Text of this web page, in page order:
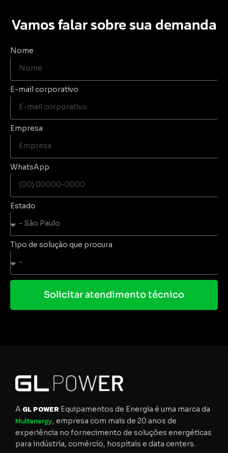
Vamos falar sobre sua demanda
Nome
E-mail corporativo
Empresa
WhatsApp
Estado
Tipo de solução que procura
Solicitar atendimento técnico
A GL POWER Equipamentos de Energia é uma marca da
Multenergy, empresa com mais de 20 anos de
experiência no fornecimento de soluções energéticas
para indústria, comércio, hospitais e data centers.